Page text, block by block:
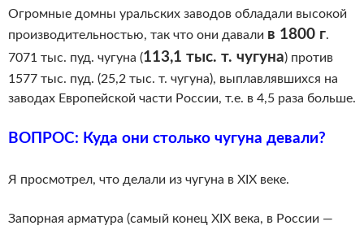
Огромные домны уральских заводов обладали высокой
производительностью, так что они давали в 1800 г.
7071 тыс. пуд. чугуна (113,1 тыс. т. чугуна) против
1577 тыс. пуд. (25,2 тыс. т. чугуна), выплавлявшихся на
заводах Европейской части России, т.е. в 4,5 раза больше.
ВОПРОС: Куда они столько чугуна девали?
Я просмотрел, что делали из чугуна в XIX веке.
Запорная арматура (самый конец XIX века, в России —